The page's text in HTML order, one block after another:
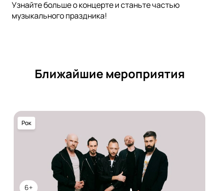
Узнайте больше о концерте и станьте частью
музыкального праздника!
Ближайшие мероприятия
6+
Рок